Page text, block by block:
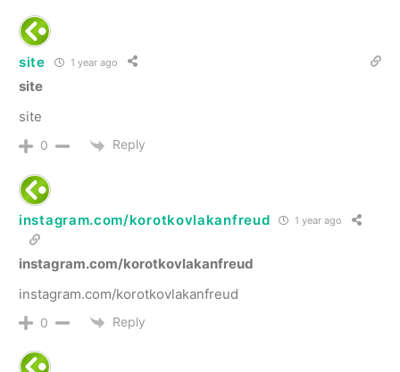
site 1 year ago
site
site
0 Reply
instagram.com/korotkovlakanfreud 1 year ago
instagram.com/korotkovlakanfreud
instagram.com/korotkovlakanfreud
0 Reply